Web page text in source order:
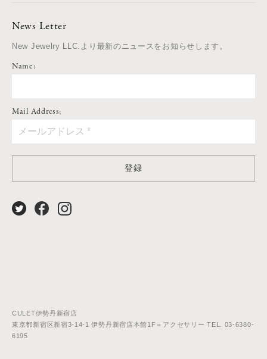
News Letter
New Jewelry LLC.より最新のニュースをお知らせします。
Name:
Mail Address:
登録
CULET伊勢丹新宿店
東京都新宿区新宿3-14-1 伊勢丹新宿店本館1F＝アクセサリー TEL. 03-6380-
6195